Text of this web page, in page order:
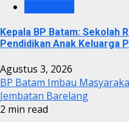
Kepala BP Batam: Sekolah
Pendidikan Anak Keluarga
Agustus 3, 2026
BP Batam Imbau
Jembatan Barelang
2 min read